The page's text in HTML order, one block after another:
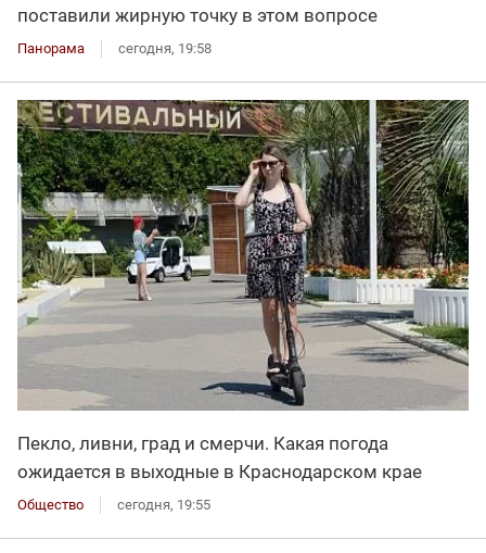
поставили жирную точку в этом вопросе
Панорама сегодня, 19:58
Пекло, ливни, град и смерчи. Какая погода
ожидается в выходные в Краснодарском крае
Общество сегодня, 19:55